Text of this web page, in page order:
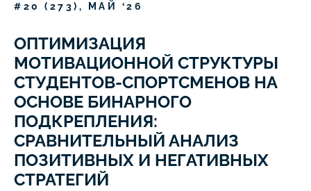
# 20 ( 273), МАЙ ‘26
ОПТИМИЗАЦИЯ
МОТИВАЦИОННОЙ СТРУКТУРЫ
СТУДЕНТОВ-СПОРТСМЕНОВ НА
ОСНОВЕ БИНАРНОГО
ПОДКРЕПЛЕНИЯ:
СРАВНИТЕЛЬНЫЙ АНАЛИЗ
ПОЗИТИВНЫХ И НЕГАТИВНЫХ
СТРАТЕГИЙ